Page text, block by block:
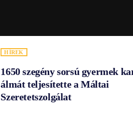
HÍREK
1650 szegény sorsú gyermek
álmát teljesítette a Máltai
Szeretetszolgálat